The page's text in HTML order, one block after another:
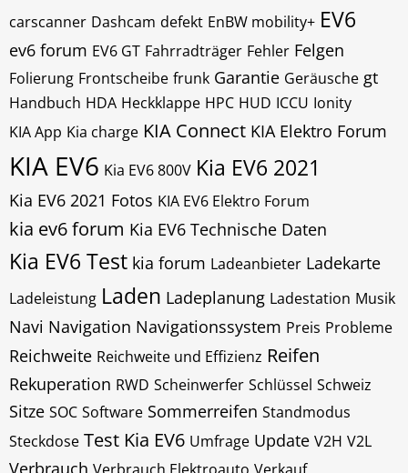
carscanner Dashcam defekt EnBW mobility+ EV6
ev6 forum EV6 GT Fahrradträger Fehler Felgen
Folierung Frontscheibe frunk Garantie Geräusche gt
Handbuch HDA Heckklappe HPC HUD ICCU Ionity
KIA App Kia charge KIA Connect KIA Elektro Forum
KIA EV6 Kia EV6 800V Kia EV6 2021
Kia EV6 2021 Fotos KIA EV6 Elektro Forum
kia ev6 forum Kia EV6 Technische Daten
Kia EV6 Test kia forum Ladeanbieter Ladekarte
Ladeleistung Laden Ladeplanung Ladestation Musik
Navi Navigation Navigationssystem Preis Probleme
Reichweite Reichweite und Effizienz Reifen
Rekuperation RWD Scheinwerfer Schlüssel Schweiz
Sitze SOC Software Sommerreifen Standmodus
Steckdose Test Kia EV6 Umfrage Update V2H V2L
Verbrauch